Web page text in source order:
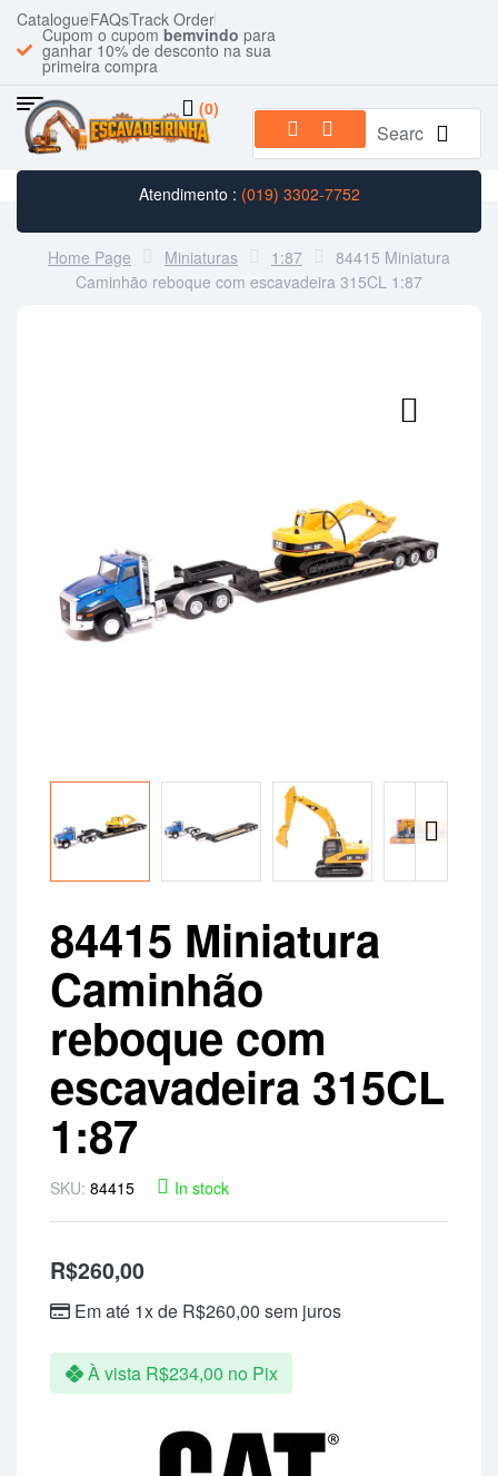
CatalogueFAQsTrack Order
Cupom o cupom bemvindo para
ganhar 10% de desconto na sua
primeira compra
(0)
Atendimento : (019) 3302-7752
Home Page Miniaturas 1:87
84415 Miniatura
Caminhão reboque com escavadeira 315CL 1:87
84415 Miniatura
Caminhão
reboque com
escavadeira 315CL
1:87
SKU: 84415 In stock
R$260,00
Em até 1x de R$260,00 sem juros
À vista R$234,00 no Pix